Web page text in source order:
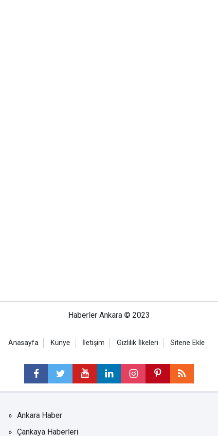
Haberler Ankara © 2023
Anasayfa Künye İletişim Gizlilik İlkeleri Sitene Ekle
Ankara Haber
Çankaya Haberleri